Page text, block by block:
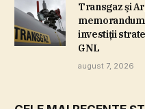
Transgaz şi
investiţii
GNL
august 7, 2026